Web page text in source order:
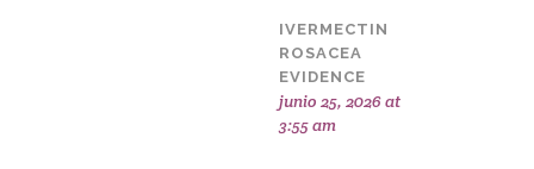
IVERMECTIN
ROSACEA
EVIDENCE
junio 25, 2026 at
3:55 am